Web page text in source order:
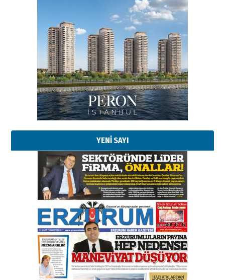
YENİ SAYI
Esat BİNDESEN
Başkan Sekmen’den Erzurum’a
bir vizyon proje daha!
02 Ağustos 2026 Pazar
Erzurumspor’un köşe taşları
29 Haziran 2026 Pazartesi
Kenan GÜLERCİ
Murat Şahsuvaroğlu ERKON’da
çıtayı yukarı taşırken,
yönetimdekiler aşağı
çekmemeli!
17 Şubat 2026 SalıOrhan BOZKURT
Bir fotoğraf, bir şehir, bir
gazeteci… Dizginler kimin
elinde?